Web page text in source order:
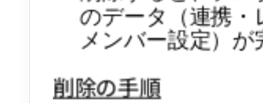
のデータ（連携・
メンバー設定）
削除の手順